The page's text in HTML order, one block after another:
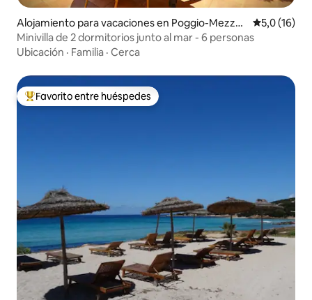
Alojamiento para vacaciones en Poggio-Mezzan
a
Calificación
5,0 (16)
Minivilla de 2 dormitorios junto al mar - 6 personas
Ubicación · Familia · Cerca
Favorito entre los huéspedes más destacados
Favorito entre huéspedes